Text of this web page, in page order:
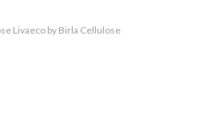
Livaeco by Birla Cellulose